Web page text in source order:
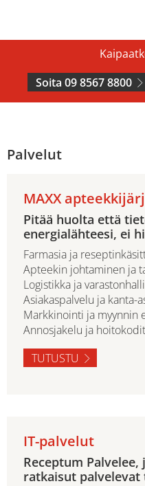
Soita 09 8567 8800
Palvelut
MAXX
Pitää huolta että
energialähteesi, ei
Farmasia ja
Apteekin johtaminen ja
Logistikka ja
Asiakaspalvelu ja kanta-
Markkinointi ja myynnin
Annosjakelu ja hoitokodit
TUTUSTU
IT-palvelut
Receptum
ratkaisut palvelevat